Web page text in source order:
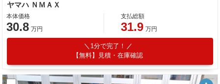
ヤマハ ＮＭＡＸ
本体価格
30.8 万円
支払総額
31.9 万円
1分で完了！
【無料】見積・在庫確認